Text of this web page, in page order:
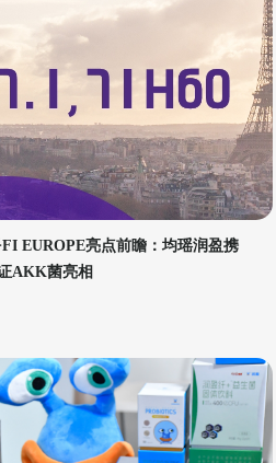
EUROPE亮点前瞻：均瑶润盈携
AKK菌亮相